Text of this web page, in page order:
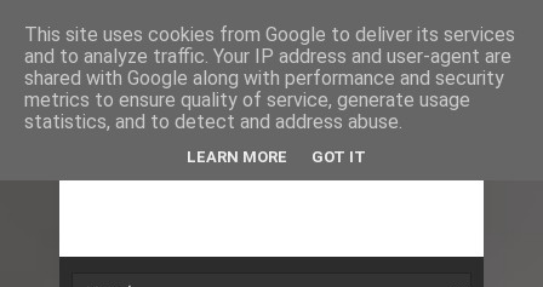
Νέα Loading...
δορυφόρος
Τα νέα όλου του κόσμου στο πιάτο σας
This site uses cookies from Google to deliver its services
and to analyze traffic. Your IP address and user-agent are
shared with Google along with performance and security
metrics to ensure quality of service, generate usage
statistics, and to detect and address abuse.
LEARN MORE GOT IT